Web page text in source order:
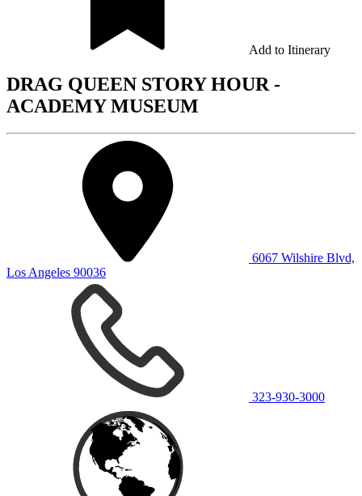
Add to Itinerary
DRAG QUEEN STORY HOUR -
ACADEMY MUSEUM
6067 Wilshire Blvd,
Los Angeles 90036
323-930-3000